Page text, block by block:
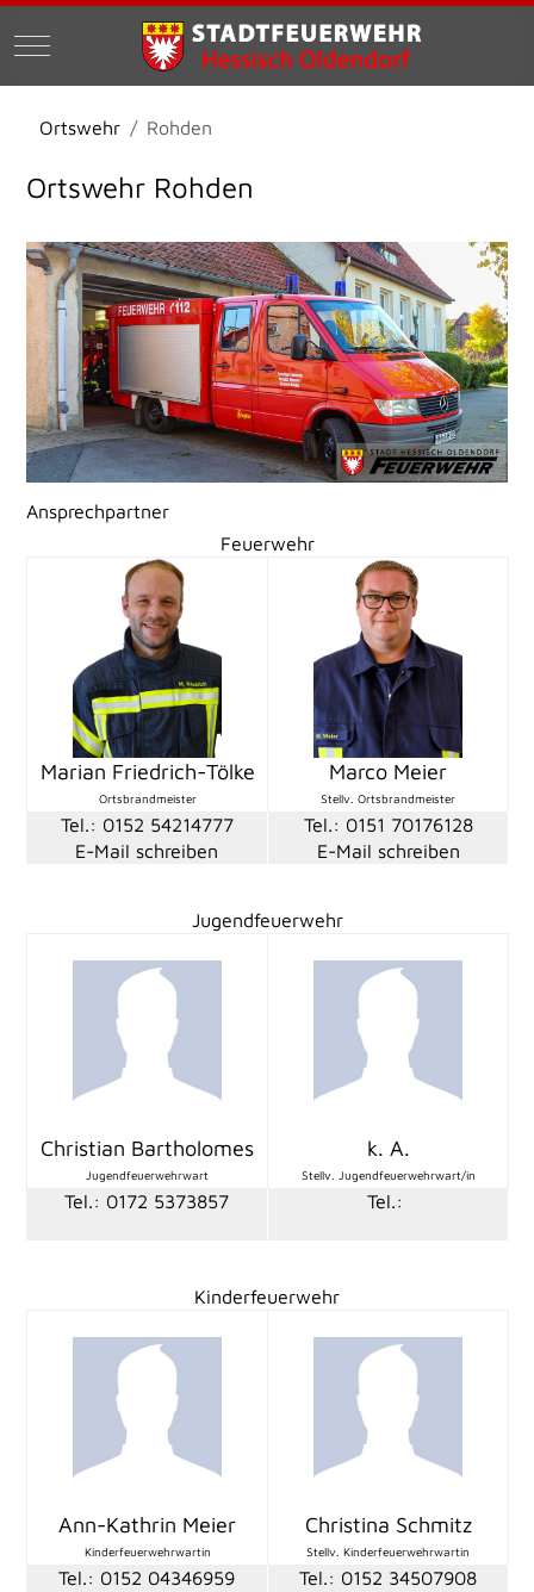
Mobile Menu Toggle
Ortswehr Rohden
Ortswehr Rohden
Ansprechpartner
Feuerwehr
Marian Friedrich-Tölke Marco Meier
Ortsbrandmeister Stellv. Ortsbrandmeister
Tel.: 0152 54214777
Tel.: 0151 70176128
E-Mail schreiben
E-Mail schreiben
Jugendfeuerwehr
Christian Bartholomes k. A.
Jugendfeuerwehrwart Stellv. Jugendfeuerwehrwart/in
Tel.: 0172 5373857 Tel.:
Kinderfeuerwehr
Ann-Kathrin Meier Christina Schmitz
Kinderfeuerwehrwartin Stellv. Kinderfeuerwehrwartin
Tel.: 0152 04346959
Tel.: 0152 34507908